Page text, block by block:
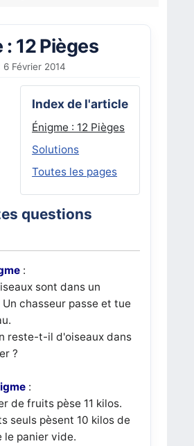
: 12 Pièges
6 Février 2014
Index de l'article
Énigme : 12 Pièges
Solutions
Toutes les pages
questions
:
sont dans un
chasseur passe et tue
reste-t-il d'oiseaux dans
?
:
de fruits pèse 11 kilos.
seuls pèsent 10 kilos de
le panier vide.